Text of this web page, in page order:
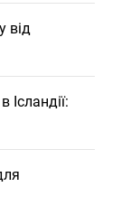
від
Ісландії: